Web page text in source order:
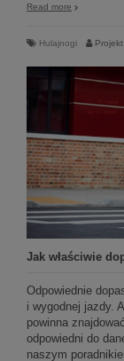
Read more
Hulajnogi
Jak właściwie
Odpowiednie
i wygodnej jazdy.
powinna
odpowiedni do
naszym